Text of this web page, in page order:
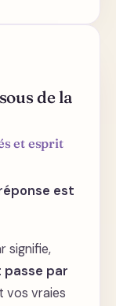
de vos
votre
?
de la
et esprit
est
signifie,
par
vos vraies